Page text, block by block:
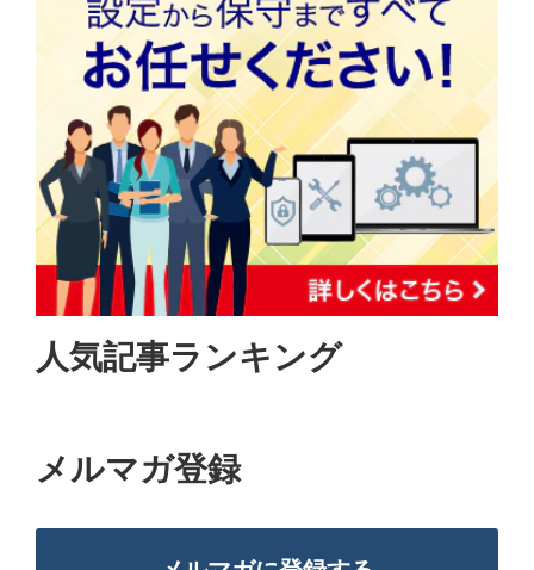
人気記事ランキング
メルマガ登録